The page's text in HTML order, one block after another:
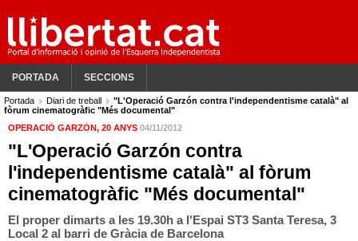
PORTADA SECCIONS
Portada Diari de treball
"L'Operació Garzón contra l'independentisme català" al
fòrum cinematogràfic "Més documental"
OPERACIÓ GARZÓN, 20 ANYS 04/11/2012
"L'Operació Garzón contra
l'independentisme català" al fòrum
cinematogràfic "Més documental"
El proper dimarts a les 19.30h a l'Espai ST3 Santa Teresa, 3
Local 2 al barri de Gràcia de Barcelona